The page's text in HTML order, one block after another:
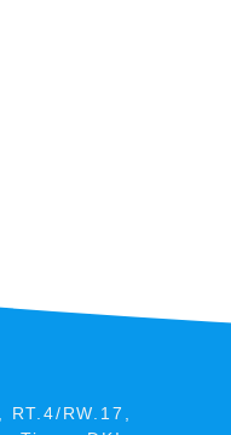
RW.17,